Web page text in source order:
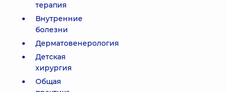
терапия
Внутренние
болезни
Дерматовенерология
Детская
хирургия
Общая